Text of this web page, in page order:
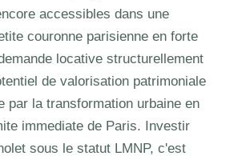
accessibles dans une
couronne parisienne en forte
locative structurellement
de valorisation patrimoniale
par la transformation urbaine en
immediate de Paris. Investir
sous le statut LMNP, c'est